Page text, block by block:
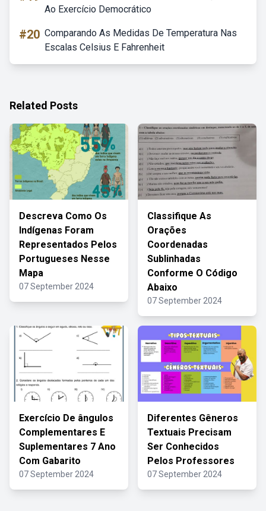
Ao Exercício Democrático
#20 Comparando As Medidas De Temperatura Nas
Escalas Celsius E Fahrenheit
Related Posts
Descreva Como Os
Indígenas Foram
Representados Pelos
Portugueses Nesse
Mapa
07 September 2024
Classifique As
Orações
Coordenadas
Sublinhadas
Conforme O Código
Abaixo
07 September 2024
Exercício De ângulos
Complementares E
Suplementares 7 Ano
Com Gabarito
07 September 2024
Diferentes Gêneros
Textuais Precisam
Ser Conhecidos
Pelos Professores
07 September 2024